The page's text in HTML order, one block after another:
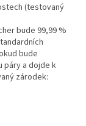
(testovaný
bude 99,99 %
bude
páry a dojde k
zárodek: